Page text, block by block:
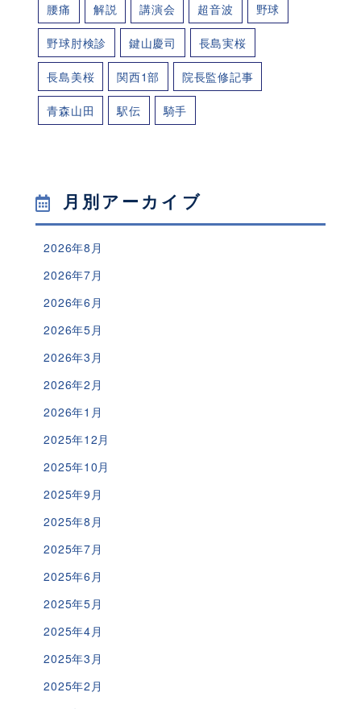
腰痛 解説 講演会 超音波 野球
野球肘検診 鍵山慶司 長島実桜
長島美桜 関西1部 院長監修記事
青森山田 駅伝 騎手
月別アーカイブ
2026年8月
2026年7月
2026年6月
2026年5月
2026年3月
2026年2月
2026年1月
2025年12月
2025年10月
2025年9月
2025年8月
2025年7月
2025年6月
2025年5月
2025年4月
2025年3月
2025年2月